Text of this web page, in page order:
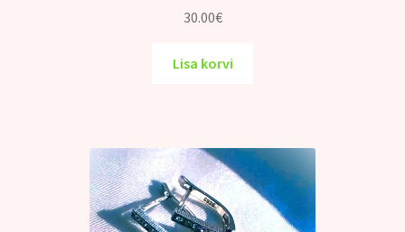
30.00€
Lisa korvi